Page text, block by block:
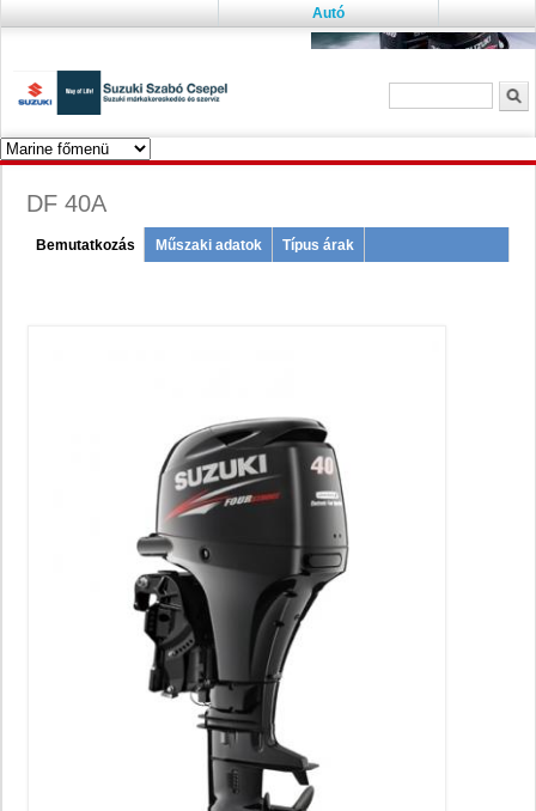
Autó
Keresés űrlap
DF 40A
Menu
Bemutatkozás (active
tab)
Műszaki adatok Típus árak